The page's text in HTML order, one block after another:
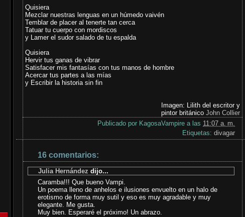
Quisiera
Mezclar nuestras lenguas en un húmedo vaivén
Temblar de placer al tenerte tan cerca
Tatuar tu cuerpo con mordiscos
y Lamer el sudor salado de tu espalda
Quisiera
Hervir tus ganas de vibrar
Satisfacer mis fantasías con tus manos de hombre
Acercar tus partes a las mías
y Escribir la historia sin fin
Imagen: Lilith del escritor y
pintor británico John Collier
Publicado por KagosaVampire a las 11:07 a. m.
Etiquetas: divagar
16 comentarios:
Julia Hernández dijo...
Caramba!!! Que bueno Vampi.
Un poema lleno de anhelos e ilusiones envuelto en un halo de
erotismo de forma muy sutil y eso es muy agradable y muy
elegante. Me gusta.
Muy bien. Esperaré el próximo! Un abrazo.